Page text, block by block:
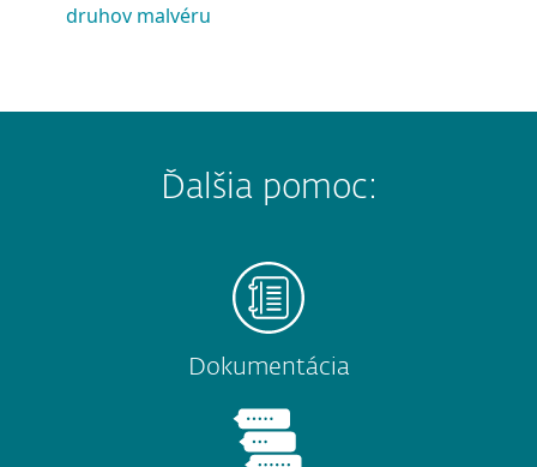
druhov malvéru
Ďalšia pomoc:
Dokumentácia